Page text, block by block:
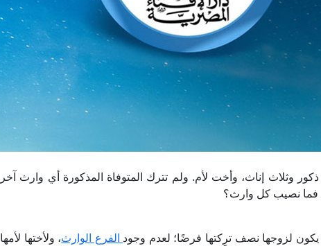
وثلاث إناث، وأخت لأم. ولم تترك المتوفاة المذكورة أي وارث آخر
فما نصيب كل وارث؟
يكون لزوجها نصف ترِكتها فرضًا؛ لعدم وجود الفرع الوارث، ولأختها لأمها